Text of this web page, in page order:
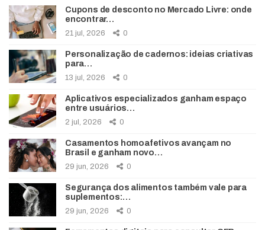
Cupons de desconto no Mercado Livre: onde
encontrar…
21 jul, 2026 0
Personalização de cadernos: ideias criativas
para…
13 jul, 2026 0
Aplicativos especializados ganham espaço
entre usuários…
2 jul, 2026 0
Casamentos homoafetivos avançam no
Brasil e ganham novo…
29 jun, 2026 0
Segurança dos alimentos também vale para
suplementos:…
29 jun, 2026 0